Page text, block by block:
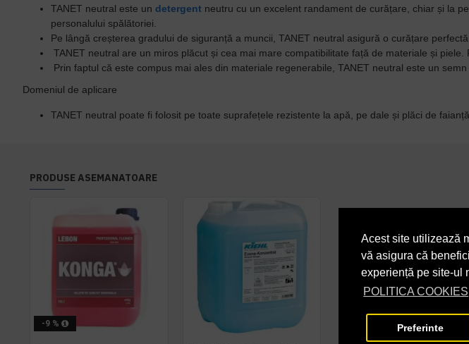
Acest site utilizează
vă asigura că
experiență pe site-ul
POLITICA COOKIES
Preferinte
TANET neutral este un detergent neutru cu un excelent randament de curățare, chiar și la
personalului spălătoriei.
Pe lângă creșterea gradului de siguranță a muncii, TANET neutral asigură o curățare
TANET neutral are un miros plăcut și cea mai mare compatibilitate față de materiale și
Prin faptul că este compus mai ales din materiale regenerabile, TANET neutral este un
Domeniul de aplicare
TANET neutral poate fi folosit pe toate suprafețele rezistente la apă, pe dale și plăci de
PRODUSE ASEMANATOARE
-9 %